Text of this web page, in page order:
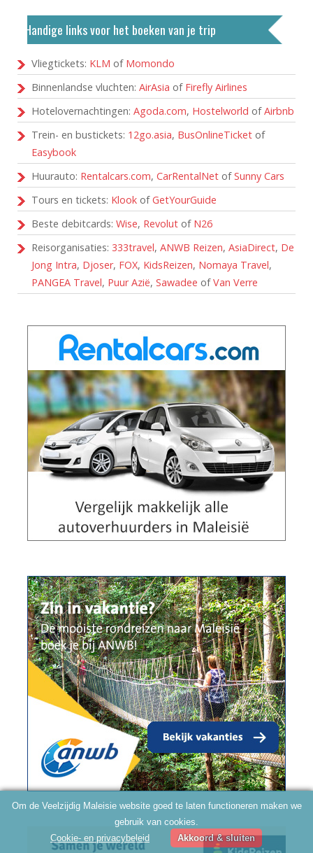
Handige links voor het boeken van je trip
Vliegtickets: KLM of Momondo
Binnenlandse vluchten: AirAsia of Firefly Airlines
Hotelovernachtingen: Agoda.com, Hostelworld ofAirbnb
Trein- en bustickets: 12go.asia, BusOnlineTicket of
Easybook
Huurauto: Rentalcars.com, CarRentalNet ofSunny Cars
Tours en tickets: Klook ofGetYourGuide
Beste debitcards: Wise, Revolut of N26
Reisorganisaties: 333travel, ANWB Reizen, AsiaDirect, De
Jong Intra, Djoser, FOX, KidsReizen, Nomaya Travel,
PANGEA Travel, Puur Azië, Sawadee ofVan Verre
Om de Veelzijdig Maleisie website goed te laten functioneren maken we
gebruik van cookies.
Cookie- en privacybeleid
Akkoord & sluiten